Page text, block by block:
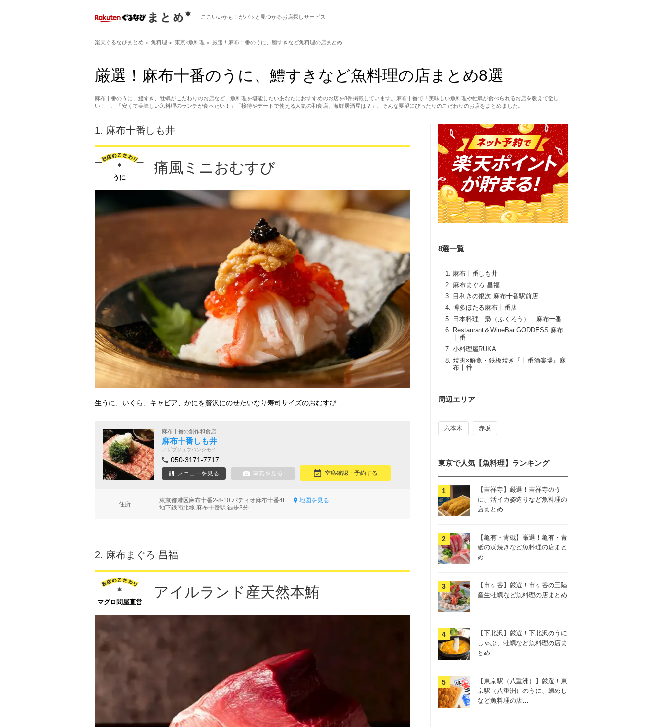
ここいいかも！がパッと見つかるお店探しサービス
楽天ぐるなびまとめ 魚料理 東京×魚料理 厳選！麻布十番のうに、鱧すきなど魚料理の店まとめ
厳選！麻布十番のうに、鱧すきなど魚料理の店まとめ8選
麻布十番のうに、鱧すき、牡蠣がこだわりのお店など、魚料理を堪能したいあなたにおすすめのお店を8件掲載しています。麻布十番で「美味しい魚料理や牡蠣が食べられるお店を教えて欲し
い！」、「安くて美味しい魚料理のランチが食べたい！」「接待やデートで使える人気の和食店、海鮮居酒屋は？」、そんな要望にぴったりのこだわりのお店をまとめました。
8選一覧
麻布十番しも井
麻布まぐろ 昌福
目利きの銀次 麻布十番駅前店
博多ほたる麻布十番店
日本料理 梟（ふくろう） 麻布十番
Restaurant＆WineBar GODDESS 麻布
十番
小料理屋RUKA
焼肉×鮮魚・鉄板焼き『十番酒楽場』麻
布十番
1. 麻布十番しも井
うに
痛風ミニおむすび
生うに、いくら、キャビア、かにを贅沢にのせたいなり寿司サイズのおむすび
麻布十番の創作和食店
麻布十番しも井
アザブジュウバンシモイ
050-3171-7717
メニューを見る 写真を見る 空席確認・予約する
住所
東京都港区麻布十番2-8-10 パティオ麻布十番4F
地図を見る
地下鉄南北線 麻布十番駅 徒歩3分
2. 麻布まぐろ 昌福
マグロ問屋直営
アイルランド産天然本鮪
周辺エリア
六本木 赤坂
東京で人気【魚料理】ランキング
【吉祥寺】厳選！吉祥寺のう
に、活イカ姿造りなど魚料理の
店まとめ
【亀有・青砥】厳選！亀有・青
砥の浜焼きなど魚料理の店まと
め
【市ヶ谷】厳選！市ヶ谷の三陸
産生牡蠣など魚料理の店まとめ
【下北沢】厳選！下北沢のうに
しゃぶ、牡蠣など魚料理の店ま
とめ
【東京駅（八重洲）】厳選！東
京駅（八重洲）のうに、鯛めし
など魚料理の店…